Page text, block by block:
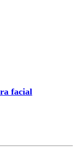
facial